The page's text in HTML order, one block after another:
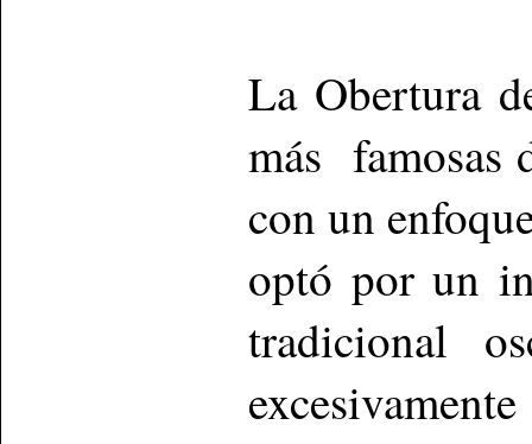
La Obertura
más famosas
con un
optó por un
tradicional